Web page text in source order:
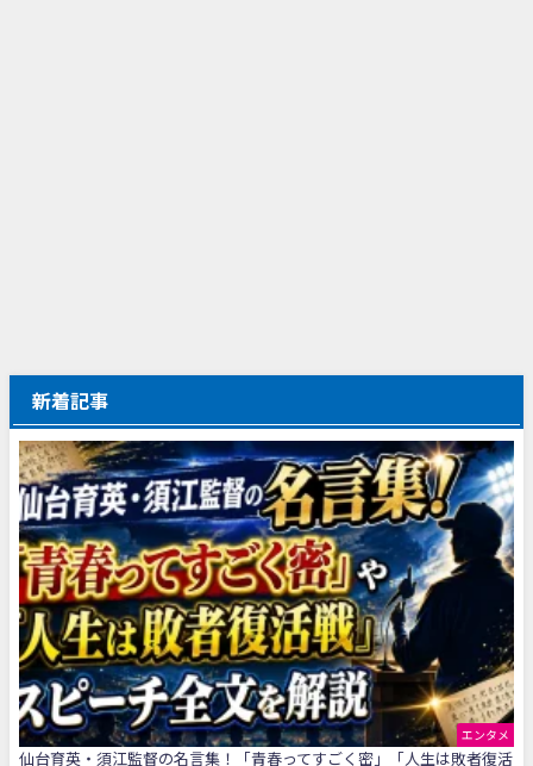
新着記事
エンタメ
仙台育英・須江監督の名言集！「青春ってすごく密」「人生は敗者復活